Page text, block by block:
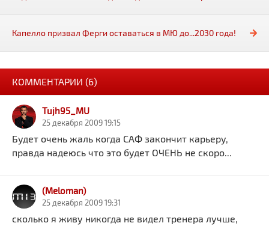
Капелло призвал Ферги оставаться в МЮ до...2030 года!
КОММЕНТАРИИ (6)
Tujh95_MU
25 декабря 2009 19:15
Будет очень жаль когда САФ закончит карьеру,
правда надеюсь что это будет ОЧЕНЬ не скоро...
(Meloman)
25 декабря 2009 19:31
сколько я живу никогда не видел тренера лучше,